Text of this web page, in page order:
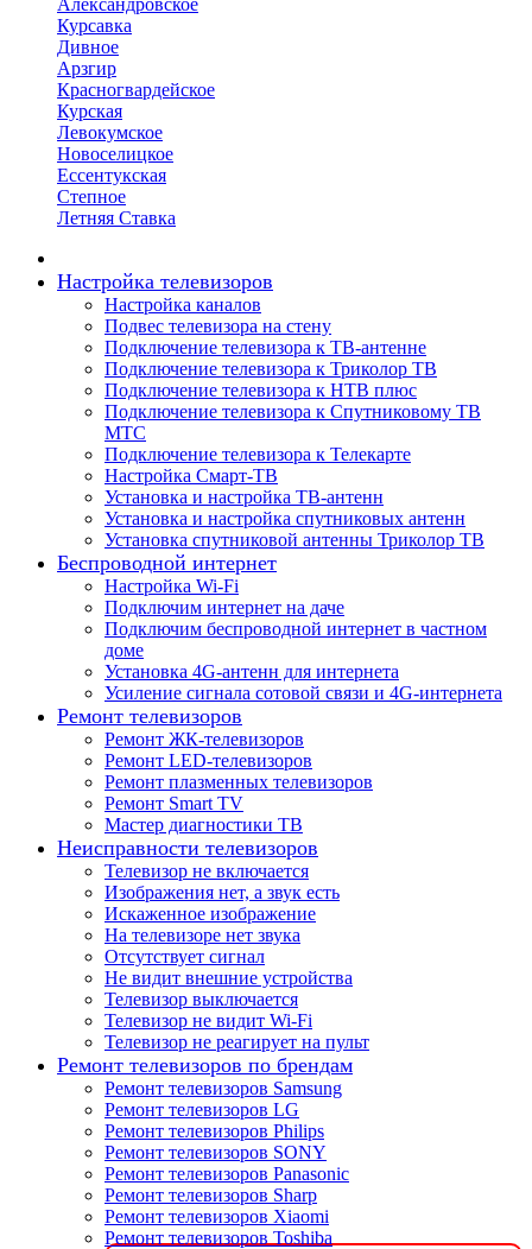
Александровское
Курсавка
Дивное
Арзгир
Красногвардейское
Курская
Левокумское
Новоселицкое
Ессентукская
Степное
Летняя Ставка
Настройка телевизоров
Настройка каналов
Подвес телевизора на стену
Подключение телевизора к ТВ-антенне
Подключение телевизора к Триколор ТВ
Подключение телевизора к НТВ плюс
Подключение телевизора к Спутниковому ТВ
МТС
Подключение телевизора к Телекарте
Настройка Смарт-ТВ
Установка и настройка ТВ-антенн
Установка и настройка спутниковых антенн
Установка спутниковой антенны Триколор ТВ
Беспроводной интернет
Настройка Wi-Fi
Подключим интернет на даче
Подключим беспроводной интернет в частном
доме
Установка 4G-антенн для интернета
Усиление сигнала сотовой связи и 4G-интернета
Ремонт телевизоров
Ремонт ЖК-телевизоров
Ремонт LED-телевизоров
Ремонт плазменных телевизоров
Ремонт Smart TV
Мастер диагностики ТВ
Неисправности телевизоров
Телевизор не включается
Изображения нет, а звук есть
Искаженное изображение
На телевизоре нет звука
Отсутствует сигнал
Не видит внешние устройства
Телевизор выключается
Телевизор не видит Wi-Fi
Телевизор не реагирует на пульт
Ремонт телевизоров по брендам
Ремонт телевизоров Samsung
Ремонт телевизоров LG
Ремонт телевизоров Philips
Ремонт телевизоров SONY
Ремонт телевизоров Panasonic
Ремонт телевизоров Sharp
Ремонт телевизоров Xiaomi
Ремонт телевизоров Toshiba